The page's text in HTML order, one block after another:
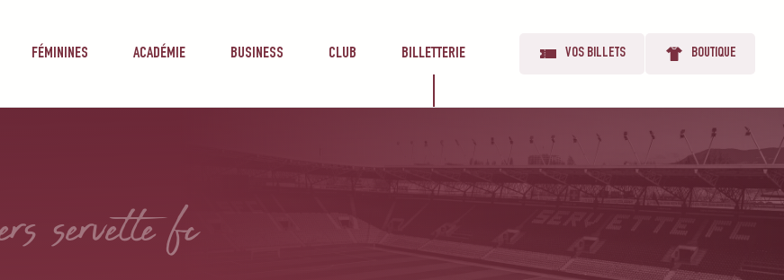
FÉMININES ACADÉMIE BUSINESS CLUB BILLETTERIE VOS BILLETS BOUTIQUE
servette fc